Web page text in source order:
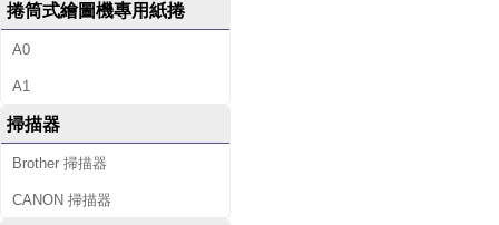
捲筒式繪圖機專用紙捲
A0
A1
掃描器
Brother 掃描器
CANON 掃描器